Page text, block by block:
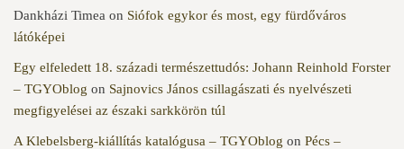
Dankházi Timea on Siófok egykor és most, egy fürdőváros
látóképei
Egy elfeledett 18. századi természettudós: Johann Reinhold Forster
– TGYOblog on Sajnovics János csillagászati és nyelvészeti
megfigyelései az északi sarkkörön túl
A Klebelsberg-kiállítás katalógusa – TGYOblog on Pécs –